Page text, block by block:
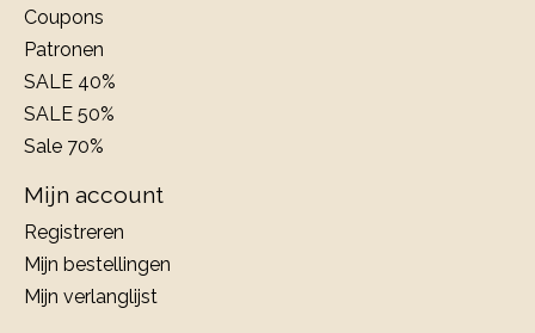
Coupons
Patronen
SALE 40%
SALE 50%
Sale 70%
Mijn account
Registreren
Mijn bestellingen
Mijn verlanglijst